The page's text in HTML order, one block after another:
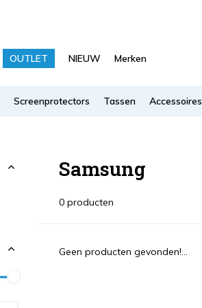
OUTLET NIEUW Merken
Screenprotectors Tassen Accessoires
Samsung
0 producten
Geen producten gevonden!...